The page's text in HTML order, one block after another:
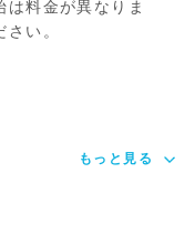
は料金が異なりま
い。
もっと見る